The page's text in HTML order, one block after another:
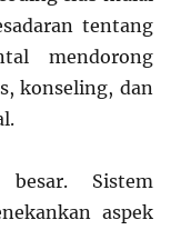
tentang
mendorong
konseling, dan
Sistem
aspek